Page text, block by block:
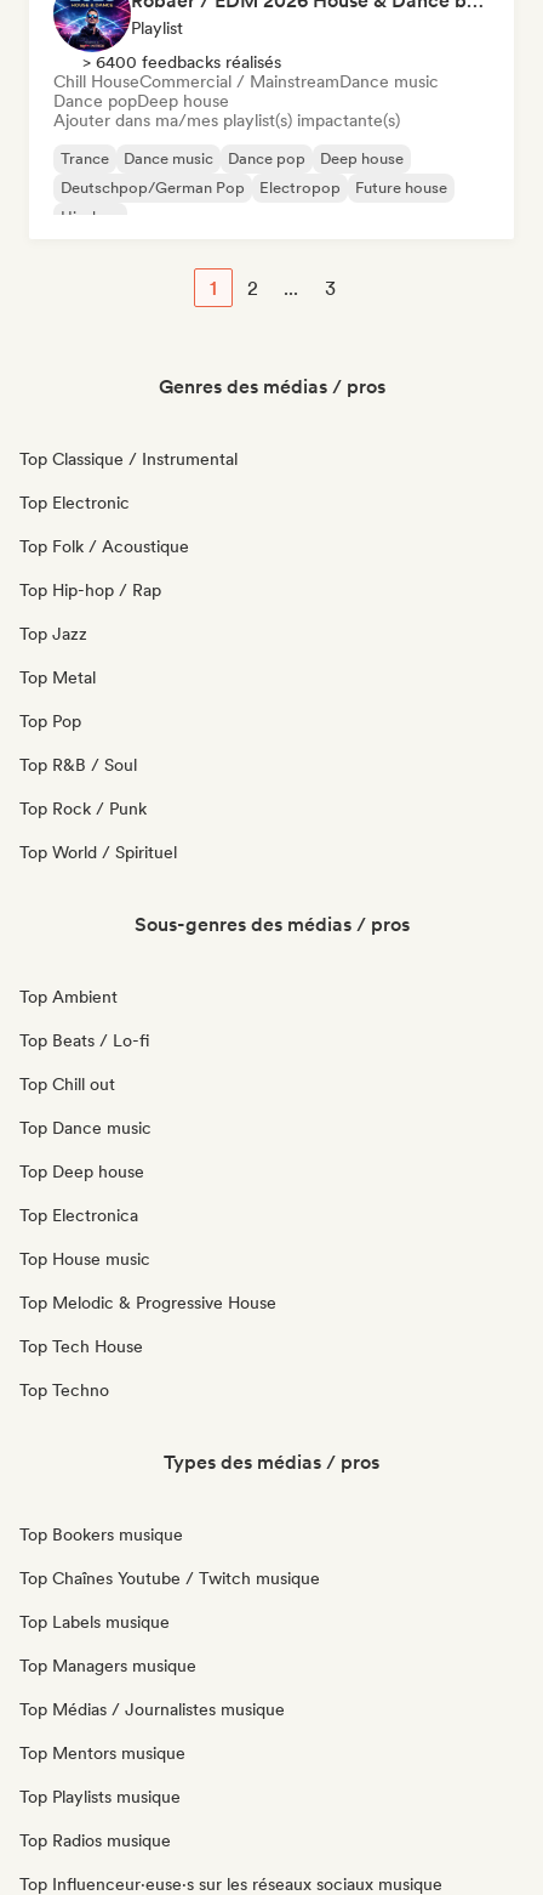
Playlist
> 6400 feedbacks réalisés
Chill HouseCommercial / MainstreamDance music
Dance popDeep house
Ajouter dans ma/mes playlist(s) impactante(s)
Trance Dance music Dance pop
Deep house
Deutschpop/German Pop
Electropop
Future house
Hip-hop
1 2 ... 3
Genres des médias / pros
Top Classique / Instrumental
Top Electronic
Top Folk / Acoustique
Top Hip-hop / Rap
Top Jazz
Top Metal
Top Pop
Top R&B / Soul
Top Rock / Punk
Top World / Spirituel
Sous-genres des médias / pros
Top Ambient
Top Beats / Lo-fi
Top Chill out
Top Dance music
Top Deep house
Top Electronica
Top House music
Top Melodic & Progressive House
Top Tech House
Top Techno
Types des médias / pros
Top Bookers musique
Top Chaînes Youtube / Twitch musique
Top Labels musique
Top Managers musique
Top Médias / Journalistes musique
Top Mentors musique
Top Playlists musique
Top Radios musique
Top Influenceur·euse·s sur les réseaux sociaux musique